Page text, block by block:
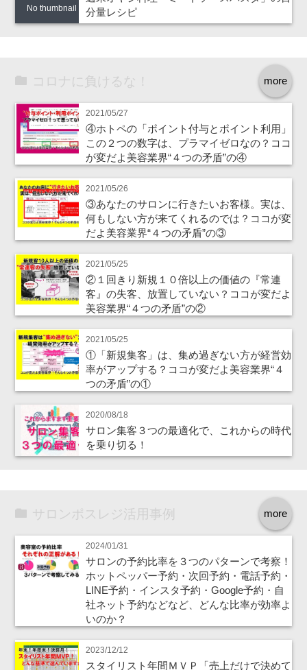
No thumbnail
分量レシピ
more
コロナに負けるな！
2021/05/27
④ホトペの「ポイント付与とポイント利用」
この２つの数字は、プラマイゼロなの？ココ
が変だよ美容業界“４つの矛盾”の④
2021/05/26
③あなたのサロンに行きたいお客様。実は、
何もしない方が来てくれるのでは？ココが変
だよ美容業界“４つの矛盾”の③
2021/05/25
②１回きり新規１０倍以上の価値の『常連
客』の失客、放置していない？ココが変だよ
美容業界“４つの矛盾”の②
2021/05/25
①「新規集客」は、集め過ぎない方が経営効
率がアップする？ココが変だよ美容業界“４
つの矛盾”の①
2020/08/18
サロン集客３つの最適化で、これからの時代
を乗り切る！
more
サロンポスレジ活用事例
2024/01/31
サロンの予約比率を３つのパターンで考察！
ホットペッパー予約・次回予約・電話予約・
LINE予約・インスタ予約・Google予約・自
社ネット予約などなど、どんな比率が効率よ
いのか？
2023/12/12
スタイリスト年間ＭＶＰ「売上だけで決めて